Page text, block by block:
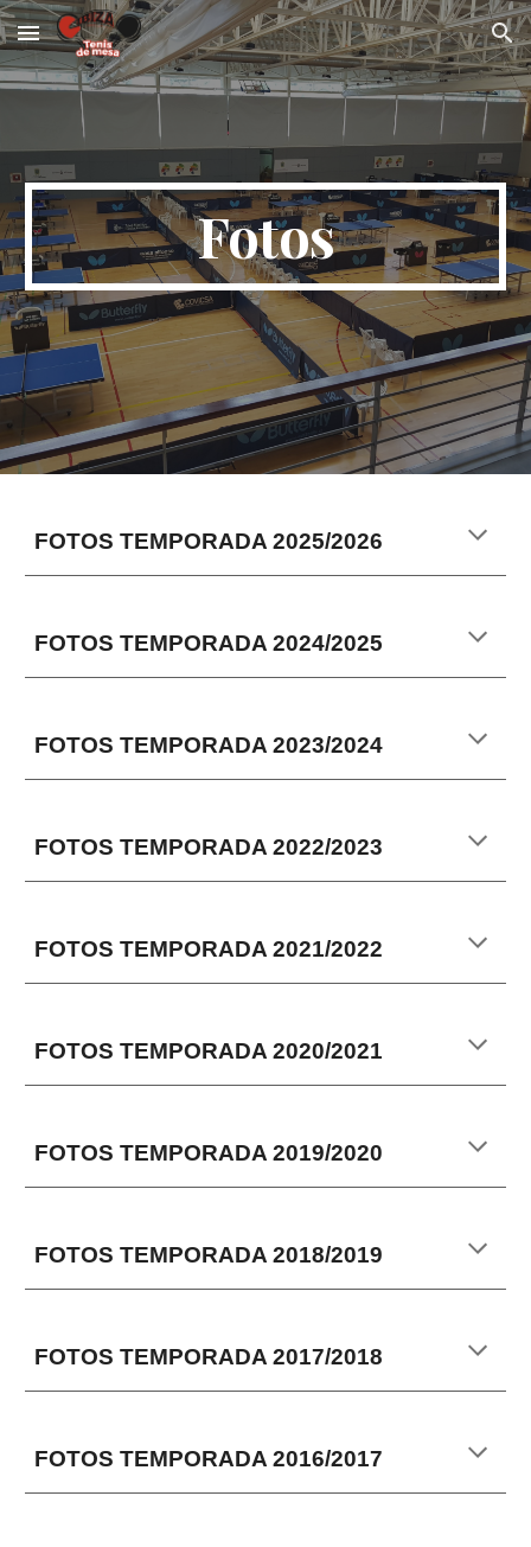
Skip to main content Skip to navigation
Fotos
FOTOS TEMPORADA 2025/2026
FOTOS TEMPORADA 2024/2025
FOTOS TEMPORADA 2023/2024
FOTOS TEMPORADA 2022/2023
FOTOS TEMPORADA 2021/2022
FOTOS TEMPORADA 2020/2021
FOTOS TEMPORADA 2019/2020
FOTOS TEMPORADA2018/2019
FOTOS TEMPORADA2017/2018
FOTOS TEMPORADA2016/2017